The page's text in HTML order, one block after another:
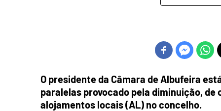
O presidente da Câmara de Albufeira
paralelas provocado pela diminuição, de
alojamentos locais (AL) no concelho.